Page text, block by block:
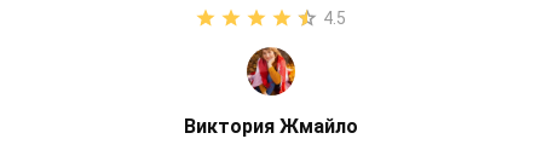
4.5
Виктория Жмайло